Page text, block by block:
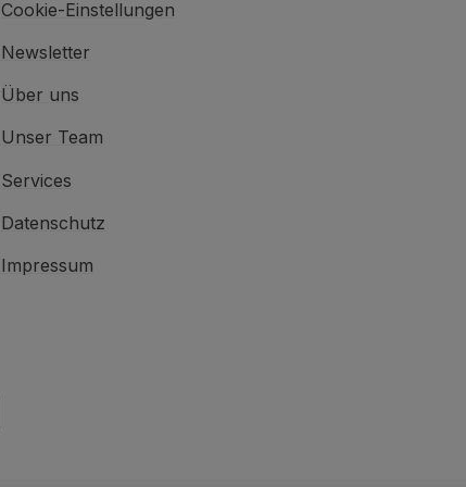
Cookie-Einstellungen
Newsletter
Über uns
Unser Team
Services
Datenschutz
Impressum